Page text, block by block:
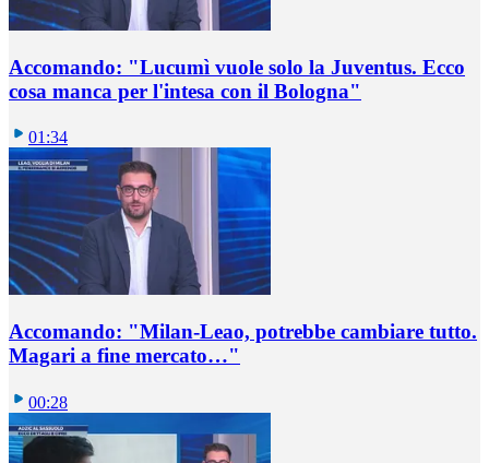
Accomando: "Lucumì vuole solo la Juventus. Ecco
cosa manca per l'intesa con il Bologna"
01:34
Accomando: "Milan-Leao, potrebbe cambiare tutto.
Magari a fine mercato…"
00:28